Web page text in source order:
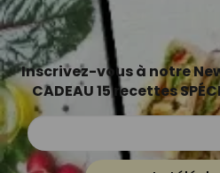
Inscrivez-vous à notre
CADEAU 15 recettes